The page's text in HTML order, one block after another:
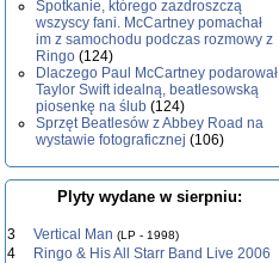
Spotkanie, którego zazdroszczą
wszyscy fani. McCartney pomachał
im z samochodu podczas rozmowy z
Ringo (124)
Dlaczego Paul McCartney podarował
Taylor Swift idealną, beatlesowską
piosenkę na ślub (124)
Sprzęt Beatlesów z Abbey Road na
wystawie fotograficznej (106)
Plyty wydane w sierpniu:
3 Vertical Man (LP - 1998)
4 Ringo & His All Starr Band Live 2006